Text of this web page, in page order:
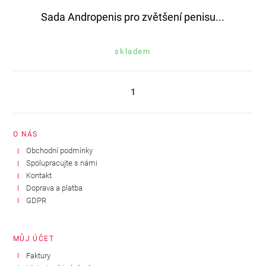
Sada Andropenis pro zvětšení penisu...
skladem
1
O NÁS
Obchodní podmínky
Spolupracujte s námi
Kontakt
Doprava a platba
GDPR
MŮJ ÚČET
Faktury